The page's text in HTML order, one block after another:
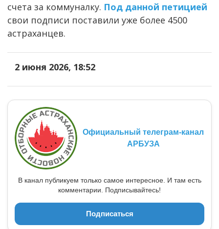
счета за коммуналку. Под данной петицией
свои подписи поставили уже более 4500
астраханцев.
2 июня 2026, 18:52
Официальный телеграм-канал
АРБУЗА
В канал публикуем только самое интересное. И там есть
комментарии. Подписывайтесь!
Подписаться